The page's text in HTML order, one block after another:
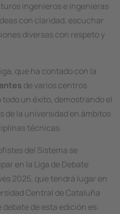
ingenieros e ingenieras
con claridad, escuchar
diversas con respeto y
que ha contado con la
de varios centros
todo un éxito, demostrando el
de la universidad en ámbitos
técnicas.
del Sistema se
en la Liga de Debate
2025, que tendrá lugar en
Central de Cataluña
debate de esta edición es: